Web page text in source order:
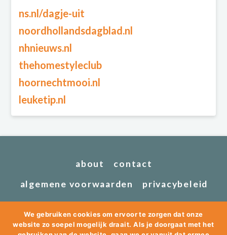
ns.nl/dagje-uit
noordhollandsdagblad.nl
nhnieuws.nl
thehomestyleclub
hoornechtmooi.nl
leuketip.nl
about
contact
algemene voorwaarden
privacybeleid
We gebruiken cookies om ervoor te zorgen dat onze
website zo soepel mogelijk draait. Als je doorgaat met het